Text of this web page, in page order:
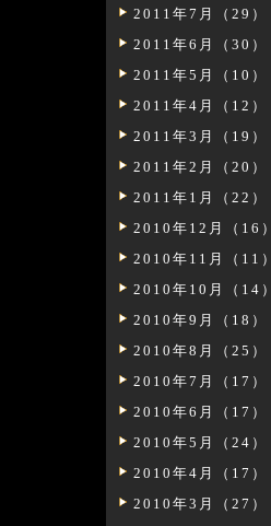
2011年7月（29）
2011年6月（30）
2011年5月（10）
2011年4月（12）
2011年3月（19）
2011年2月（20）
2011年1月（22）
2010年12月（16）
2010年11月（11）
2010年10月（14）
2010年9月（18）
2010年8月（25）
2010年7月（17）
2010年6月（17）
2010年5月（24）
2010年4月（17）
2010年3月（27）